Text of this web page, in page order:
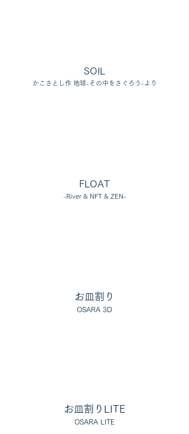
SOIL
かこさとし作 地球-その中をさぐろう-より
FLOAT
-River & NFT & ZEN-
お皿割り
OSARA 3D
お皿割り LITE
OSARA LITE